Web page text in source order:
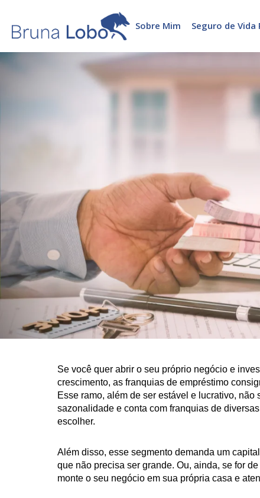
Sobre Mim Seguro de Vida
Se você quer abrir o seu próprio negócio e
crescimento, as franquias de empréstimo
Esse ramo, além de ser estável e lucrativo,
sazonalidade e conta com franquias de
escolher.
Além disso, esse segmento demanda um
que não precisa ser grande. Ou, ainda, se for
monte o seu negócio em sua própria casa e